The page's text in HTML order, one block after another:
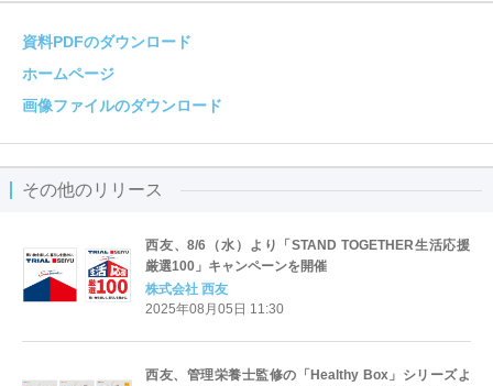
資料PDFのダウンロード
ホームページ
画像ファイルのダウンロード
その他のリリース
西友、8/6（水）より「STAND TOGETHER生活応援
厳選100」キャンペーンを開催
株式会社 西友
2025年08月05日 11:30
西友、管理栄養士監修の「Healthy Box」シリーズよ